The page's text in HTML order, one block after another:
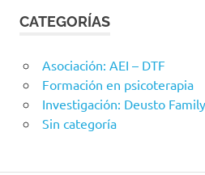
CATEGORÍAS
Asociación: AEI – DTF
Formación en psicoterapia
Investigación: Deusto
Sin categoría